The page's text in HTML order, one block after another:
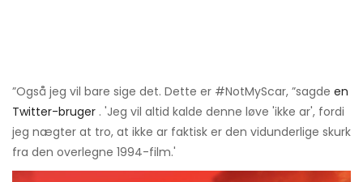
”Også jeg vil bare sige det. Dette er #NotMyScar, ”sagde en
Twitter-bruger . 'Jeg vil altid kalde denne løve 'ikke ar', fordi
jeg nægter at tro, at ikke ar faktisk er den vidunderlige skurk
fra den overlegne 1994-film.'